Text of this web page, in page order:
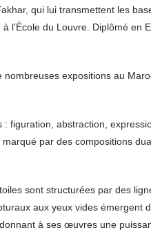
qui lui transmettent les
l’École du Louvre. Diplômé en
nombreuses expositions au
figuration, abstraction,
par des compositions
sont structurées par des
aux yeux vides émergent
à ses œuvres une